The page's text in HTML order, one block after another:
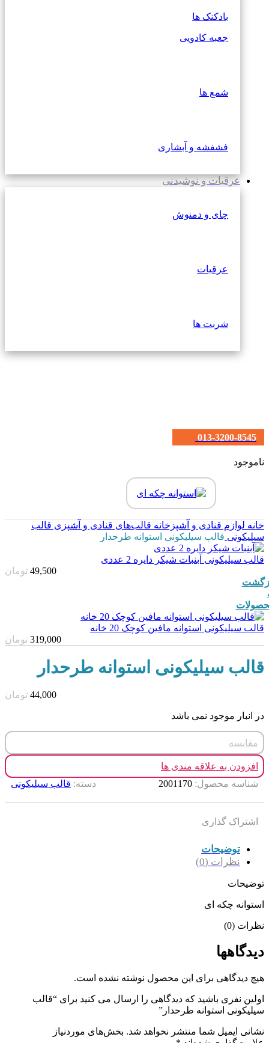
بادکنک ها
جعبه کادویی
شمع ها
فشفشه و آبشاری
عرقیات و نوشیدنی
چای و دمنوش
عرقیات
شربت ها
013-3200-8545
ناموجود
خانه لوازم قنادی و آشپزخانه قالب‌های قنادی و آشپزی قالب
سیلیکونی قالب سیلیکونی استوانه طرحدار
قالب سیلیکونی آبنبات شیکر دایره 2 عددی
49,500 تومان
قالب سیلیکونی استوانه مافین کوچک 20 خانه
319,000 تومان
قالب سیلیکونی استوانه طرحدار
44,000 تومان
در انبار موجود نمی باشد
مقایسه
افزودن به علاقه مندی ها
شناسه محصول: 2001170 دسته: قالب سیلیکونی
اشتراک گذاری
توضیحات
نظرات (0)
توضیحات
استوانه چکه ای
نظرات (0)
دیدگاهها
هیچ دیدگاهی برای این محصول نوشته نشده است.
اولین نفری باشید که دیدگاهی را ارسال می کنید برای “قالب
سیلیکونی استوانه طرحدار”
نشانی ایمیل شما منتشر نخواهد شد. بخش‌های موردنیاز